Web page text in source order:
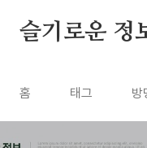
슬기로운 정
홈 태그 방